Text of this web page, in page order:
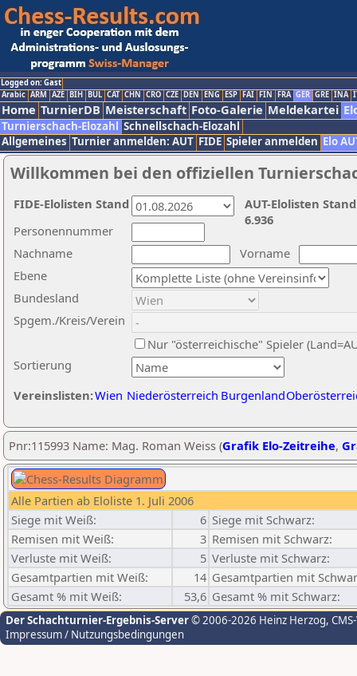
Logged on: Gast
Arabic ARM AZE BIH BUL CAT CHN CRO CZE DEN ENG ESP FAI FIN FRA GER GRE INA
Home TurnierDB Meisterschaft Foto-Galerie Meldekartei
Turnierschach-Elozahl Schnellschach-Elozahl
Allgemeines Turnier anmelden: AUT FIDE Spieler anmelden Elo
Willkommen bei den offiziellen
Nachname
Vorname
Ebene
Sortierung
Personennummer
Bundesland
Spgem./Kreis/Verein
Nur "österreichische" Spieler
Vereinslisten:Wien Niederösterreich Burgenland
AUT-Elolisten
6.936
FIDE-Elolisten Stand
Pnr:115993 Name: Mag. Roman Weiss (Grafik Elo-Zeitreihe,
Alle Partien ab Eloliste 1. Juli 2006
Siege mit Weiß:
6 Siege mit Schwarz:
Remisen mit Weiß:
3 Remisen mit Schwarz:
Verluste mit Weiß:
5 Verluste mit Schwarz:
Gesamtpartien mit Weiß:
14 Gesamtpartien mit
Gesamt % mit Weiß:
53,6 Gesamt % mit Schwarz:
Der Schachturnier-Ergebnis-Server© 2006-2026 Heinz Herzog,
Impressum / Nutzungsbedingungen